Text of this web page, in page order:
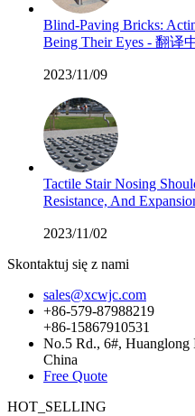
Blind-Paving Bricks:
Being Their Eyes - 翻译
2023/11/09
Tactile Stair Nosing
Resistance, And
2023/11/02
Skontaktuj się z nami
sales@xcwjc.com
+86-579-87988219
+86-15867910531
No.5 Rd., 6#, Huanglong
China
Free Quote
HOT_SELLING